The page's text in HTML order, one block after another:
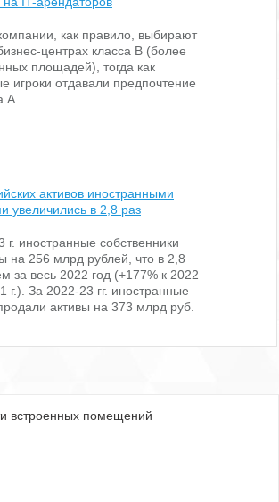
встроенных помещений
как правило, выбирают
центрах класса В (более
площадей), тогда как
игроки отдавали предпочтение
А.
активов иностранными
увеличились в 2,8 раз
г. иностранные собственники
на 256 млрд рублей, что в 2,8
за весь 2022 год (+177% к 2022
г.). За 2022-23 гг. иностранные
активы на 373 млрд руб.